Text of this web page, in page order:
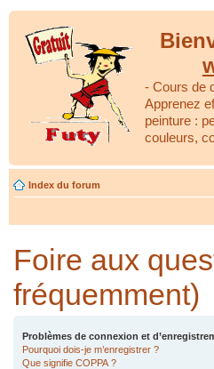
- Cours de
Apprenez
peinture :
couleurs,
Index du forum
Foire aux
fréquemment)
Problèmes de connexion et
Pourquoi dois-je m’enregistrer ?
Que signifie COPPA ?